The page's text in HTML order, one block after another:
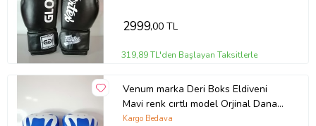
10-12-14 16 OZ büyüklükte
İstediğiniz Bedeni msj ile bildiriniz
2999,00 TL
319,89 TL'den Başlayan Taksitlerle
Venum marka Deri Boks Eldiveni
Mavi renk cırtlı model Orjinal Dana
derisidir İTHAL ÜRÜNDÜR
Kargo Bedava